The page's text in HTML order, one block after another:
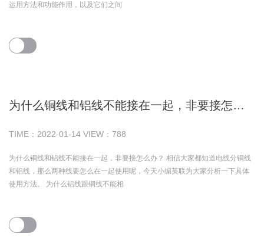
运用方法和功能作用，以及它们之间
为什么铜线和铝线不能接在一起，非要接怎么办？
TIME： 2022-01-14 VIEW： 788
为什么铜线和铝线不能接在一起，非要接怎么办？ 相信大家都知道电线分铜线
和铝线，那么两种线要怎么在一起使用呢，今天小编英联为大家分析一下具体
使用方法。 为什么铝线跟铜线不能相